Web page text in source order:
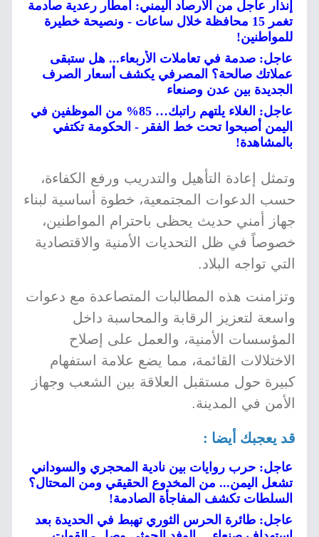
إنذار عاجل من الأرصاد اليمني: أمطار رعدية صادمة
تغمر 15 محافظة خلال ساعات - ونصيحة خطيرة
للمواطنين!
عاجل: صدمة في تعاملات الأربعاء... هل ستبقى
عملاتك صالحة؟ المصرفي يكشف أسعار الصرف
الجديدة بين عدن وصنعاء
عاجل: الغلاء يلتهم راتبك… 85% من الموظفين في
اليمن أصبحوا تحت خط الفقر - الحكومة تكتفي
بالمشاهدة!
وتمثل إعادة التأهيل والتدريب ورفع الكفاءة،
حسب الدعوات المجتمعية، خطوة أساسية لبناء
جهاز أمني حديث يحظى باحترام المواطنين،
خصوصاً في ظل التحديات الأمنية والاقتصادية
التي تواجه البلاد.
وتزامنت هذه المطالبات المتصاعدة مع دعوات
واسعة لتعزيز الرقابة والمحاسبة داخل
المؤسسات الأمنية، والعمل على إصلاح
الاختلالات القائمة، مما يضع علامة استفهام
كبيرة حول مستقبل العلاقة بين الشعب وجهاز
الأمن في المدينة.
قد يعجبك أيضا :
عاجل: حرب روايات بين نادية المحجري والسوداني
تشعل اليمن... من المخدوع الحقيقي ومن المحتال؟
السلطات تكشف المفاجأة الصادمة!
عاجل: طائرة الحرس الثوري تهبط في الحديدة بعد